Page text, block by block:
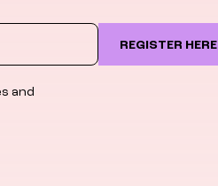
REGISTER HERE
and